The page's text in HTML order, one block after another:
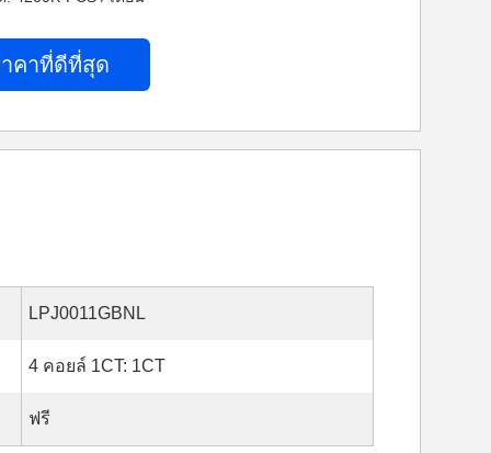
คาที่ดีที่สุด
LPJ0011GBNL
4 คอยล์ 1CT: 1CT
ฟรี